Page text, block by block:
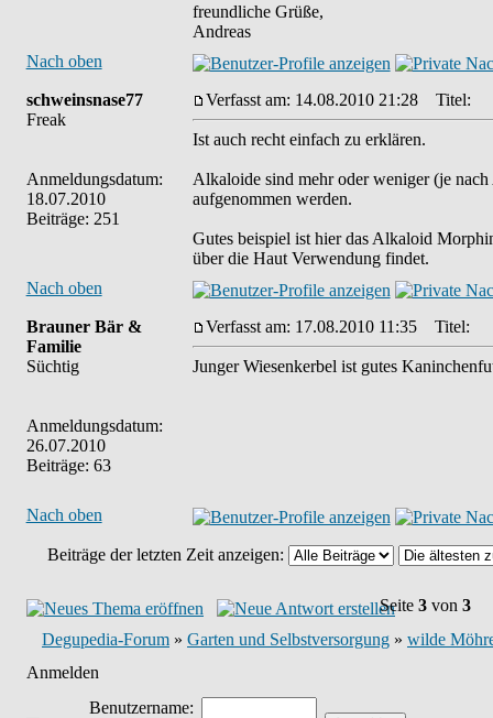
freundliche Grüße,
Andreas
Nach oben
schweinsnase77
Freak
Anmeldungsdatum:
18.07.2010
Beiträge: 251
Verfasst am: 14.08.2010 21:28 Titel:
Ist auch recht einfach zu erklären.
Alkaloide sind mehr oder weniger (je
aufgenommen werden.
Gutes beispiel ist hier das Alkaloid
über die Haut Verwendung findet.
Nach oben
Brauner Bär &
Familie
Süchtig
Anmeldungsdatum:
26.07.2010
Beiträge: 63
Verfasst am: 17.08.2010 11:35 Titel:
Junger Wiesenkerbel ist gutes
Nach oben
Beiträge der letzten Zeit anzeigen:
Seite 3 von 3
Degupedia-Forum » Garten und Selbstversorgung » wilde
Anmelden
Benutzername: